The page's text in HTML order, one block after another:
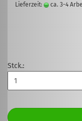
Lieferzeit:
ca. 3-4
Stck.: